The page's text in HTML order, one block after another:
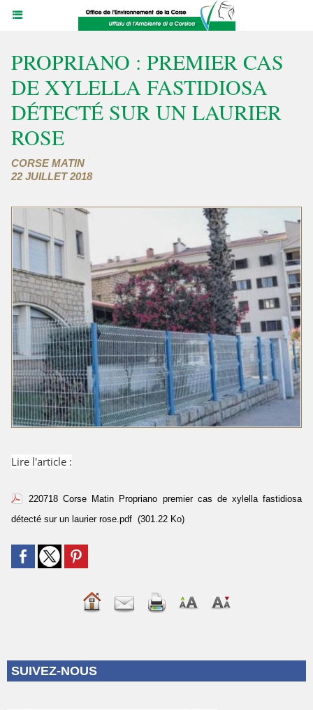
PROPRIANO : PREMIER CAS
DE XYLELLA FASTIDIOSA
DÉTECTÉ SUR UN LAURIER
ROSE
CORSE MATIN
22 JUILLET 2018
Lire l'article :
220718 Corse Matin Propriano premier cas de xylella fastidiosa
détecté sur un laurier rose.pdf (301.22 Ko)
SUIVEZ-NOUS